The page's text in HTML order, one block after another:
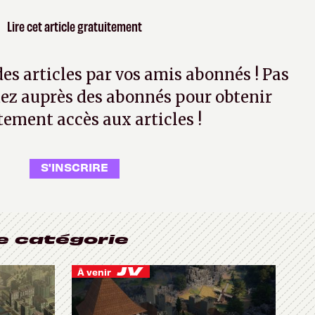
Lire cet article gratuitement
articles par vos amis abonnés ! Pas
auprès des abonnés pour obtenir
accès aux articles !
S'INSCRIRE
catégorie
À venir